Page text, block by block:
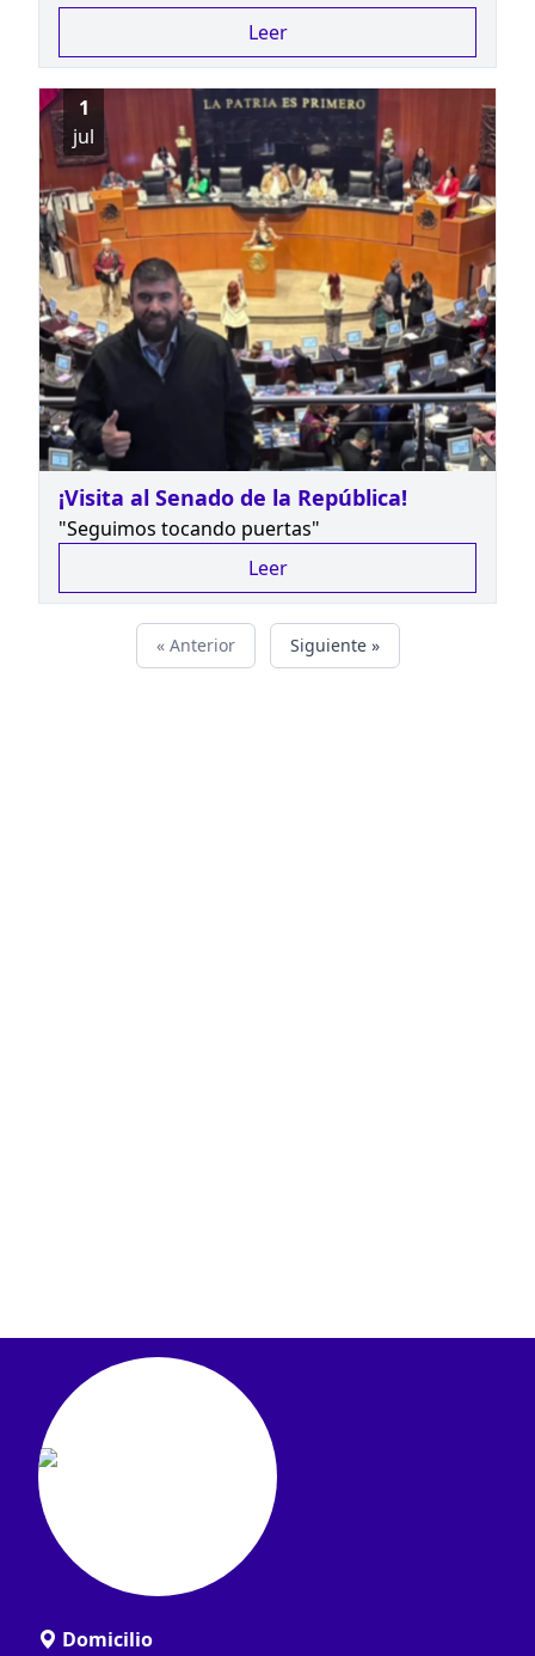
Leer
1
jul
¡Visita al Senado de la República!
"Seguimos tocando puertas"
Leer
« Anterior Siguiente »
Domicilio